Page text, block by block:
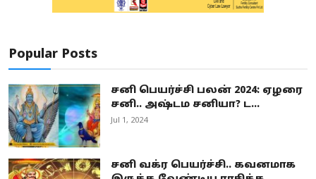
Popular Posts
சனி பெயர்ச்சி பலன் 2024: ஏழரை
சனி.. அஷ்டம சனியா? ட...
Jul 1, 2024
சனி வக்ர பெயர்ச்சி.. கவனமாக